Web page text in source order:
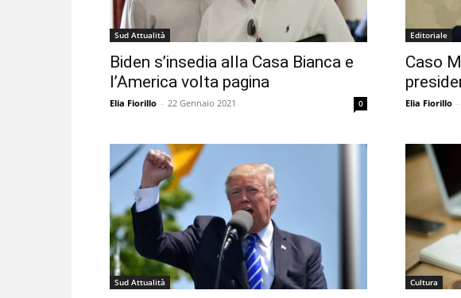
Sud Attualità
Biden s’insedia alla Casa Bianca e
l’America volta pagina
Elia Fiorillo - 22 Gennaio 2021 0
Editoriale
Caso
Elia Fiorillo -
Sud Attualità Cultura